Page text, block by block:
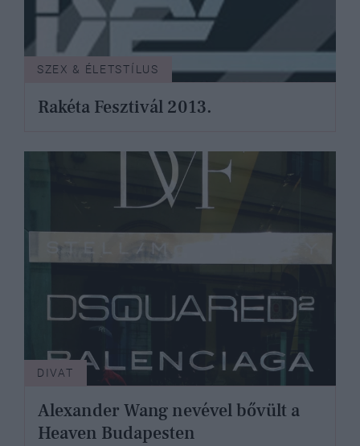
SZEX & ÉLETSTÍLUS
Rakéta Fesztivál 2013.
DIVAT
Alexander Wang nevével bővült a
Heaven Budapesten